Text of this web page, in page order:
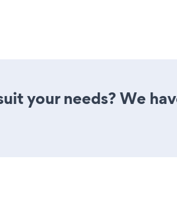
your needs? We